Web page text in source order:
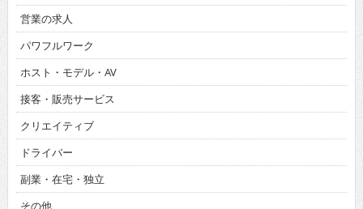
営業の求人
パワフルワーク
ホスト・モデル・AV
接客・販売サービス
クリエイティブ
ドライバー
副業・在宅・独立